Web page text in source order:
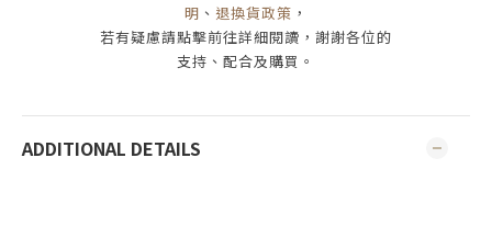
明 、 退換貨政策 ，
若有疑慮請點擊前往詳細閱讀，謝謝各位的
支持、配合及購買 。
ADDITIONAL DETAILS